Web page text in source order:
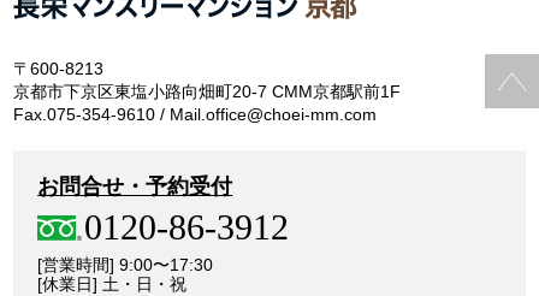
〒600-8213
京都市下京区東塩小路向畑町20-7 CMM京都駅前1F
Fax.075-354-9610 / Mail.office@choei-mm.com
お問合せ・予約受付
0120-86-3912
[営業時間] 9:00〜17:30
[休業日] 土・日・祝